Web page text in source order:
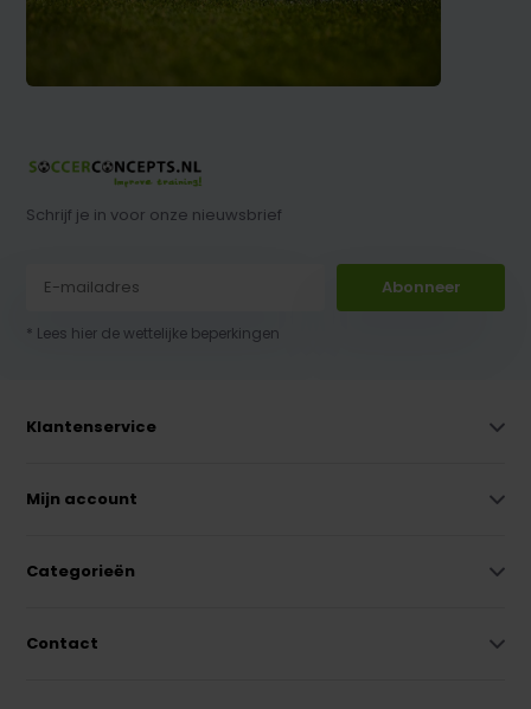
Schrijf je in voor onze nieuwsbrief
Abonneer
* Lees hier de wettelijke beperkingen
Klantenservice
Mijn account
Categorieën
Contact